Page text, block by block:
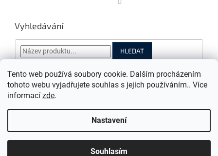
Tento web používá soubory cookie. Dalším procházením
tohoto webu vyjadřujete souhlas s jejich používáním.. Více
informací zde.
Nastavení
Souhlasím
Vyhledávání
HLEDAT
Copyright 2026Rimshop.eu. Všechna práva vyhrazena.
Shopteťák.cz